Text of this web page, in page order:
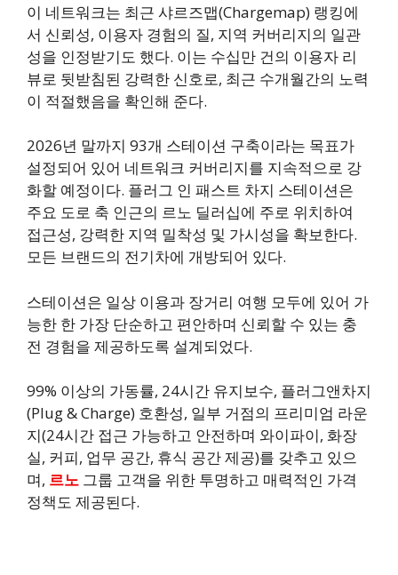
이 네트워크는 최근 샤르즈맵(Chargemap) 랭킹에
서 신뢰성, 이용자 경험의 질, 지역 커버리지의 일관
성을 인정받기도 했다. 이는 수십만 건의 이용자 리
뷰로 뒷받침된 강력한 신호로, 최근 수개월간의 노력
이 적절했음을 확인해 준다.
2026년 말까지 93개 스테이션 구축이라는 목표가
설정되어 있어 네트워크 커버리지를 지속적으로 강
화할 예정이다. 플러그 인 패스트 차지 스테이션은
주요 도로 축 인근의 르노 딜러십에 주로 위치하여
접근성, 강력한 지역 밀착성 및 가시성을 확보한다.
모든 브랜드의 전기차에 개방되어 있다.
스테이션은 일상 이용과 장거리 여행 모두에 있어 가
능한 한 가장 단순하고 편안하며 신뢰할 수 있는 충
전 경험을 제공하도록 설계되었다.
99% 이상의 가동률, 24시간 유지보수, 플러그앤차지
(Plug & Charge) 호환성, 일부 거점의 프리미엄 라운
지(24시간 접근 가능하고 안전하며 와이파이, 화장
실, 커피, 업무 공간, 휴식 공간 제공)를 갖추고 있으
며, 르노 그룹 고객을 위한 투명하고 매력적인 가격
정책도 제공된다.